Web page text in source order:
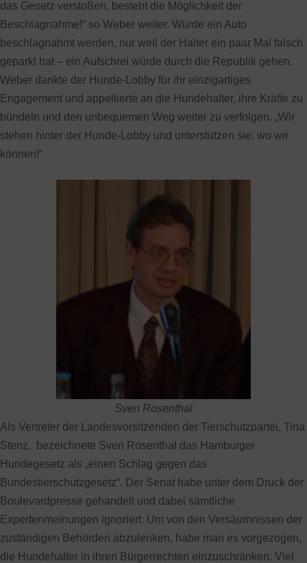
das Gesetz verstoßen, besteht die Möglichkeit der
Beschlagnahme!“ so Weber weiter. Würde ein Auto
beschlagnahmt werden, nur weil der Halter ein paar Mal falsch
geparkt hat – ein Aufschrei würde durch die Republik gehen.
Weber dankte der Hunde-Lobby für ihr einzigartiges
Engagement und appellierte an die Hundehalter, ihre Kräfte zu
bündeln und den unbequemen Weg weiter zu verfolgen. „Wir
stehen hinter der Hunde-Lobby und unterstützen sie, wo wir
können!“
Sven Rosenthal
Als Vertreter der Landesvorsitzenden der Tierschutzpartei, Tina
Stenz, bezeichnete Sven Rosenthal das Hamburger
Hundegesetz als „einen Schlag gegen das
Bundestierschutzgesetz“. Der Senat habe unter dem Druck der
Boulevardpresse gehandelt und dabei sämtliche
Expertenmeinungen ignoriert. Um von den Versäumnissen der
zuständigen Behörden abzulenken, habe man es vorgezogen,
die Hundehalter in ihren Bürgerrechten einzuschränken. Viel